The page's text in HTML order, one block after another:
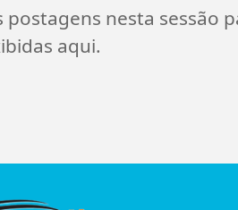
nesta sessão
aqui.